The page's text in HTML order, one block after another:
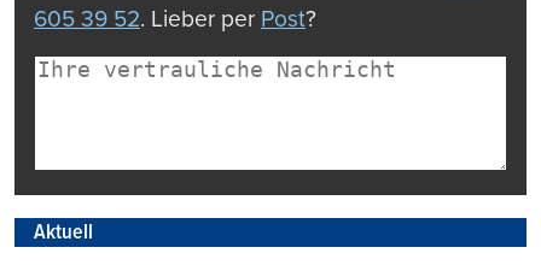
605 39 52. Lieber per Post?
Aktuell